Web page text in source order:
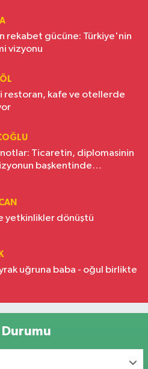
rekabet gücüne: Türkiye'nin
vizyonu
restoran, kafe ve otellerde
notlar: Ticaretin, diplomasinin
başkentinde
yetkinlikler dönüştü
uğruna baba - oğul birlikte
Durumu